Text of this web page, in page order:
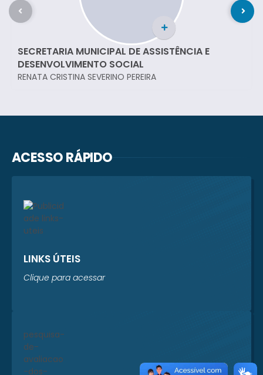
SECRETARIA MUNICIPAL DE ASSISTÊNCIA E
DESENVOLVIMENTO SOCIAL
RENATA CRISTINA SEVERINO PEREIRA
ACESSO RÁPIDO
LINKS ÚTEIS
Clique para acessar